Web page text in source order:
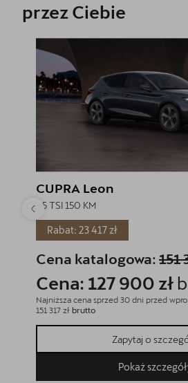
przez Ciebie
CUPRA Leon
1.5 TSI 150 KM
Rabat: 23 417 zł
Cena katalogowa: 151
Cena: 127 900 zł
Najniższa cena sprzed 30 dni przed
151 317 zł brutto
Zapytaj o
Pokaż